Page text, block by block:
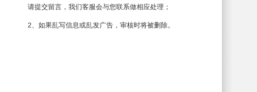
请提交留言，我们客服会与您联系做相应处理；
2、如果乱写信息或乱发广告，审核时将被删除。